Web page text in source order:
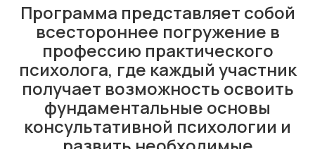
Программа представляет собой
всестороннее погружение в
профессию практического
психолога, где каждый участник
получает возможность освоить
фундаментальные основы
консультативной психологии и